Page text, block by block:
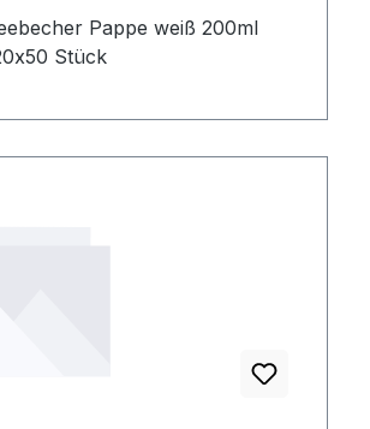
Pappe weiß 200ml
Stück